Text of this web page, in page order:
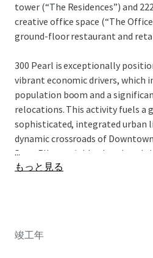
tower (“The Residences”) and
creative office space (“The
ground-floor restaurant and
300 Pearl is exceptionally
vibrant economic drivers, which
population boom and a
relocations. This activity fuels a
sophisticated, integrated urban
dynamic crossroads of
Deep Ellum neighborhood, and
Market, the property presents a
proximity to major employment
...
もっと見る
竣工年